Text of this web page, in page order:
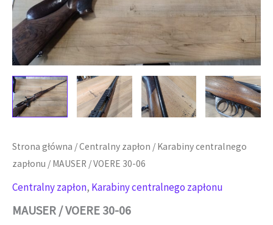
Strona główna /Centralny zapłon / Karabiny centralnego
zapłonu / MAUSER / VOERE 30-06
Centralny zapłon, Karabiny centralnego zapłonu
MAUSER / VOERE 30-06